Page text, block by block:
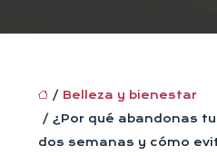
/ Belleza y bienestar
/ ¿Por qué abandonas
dos semanas y cómo